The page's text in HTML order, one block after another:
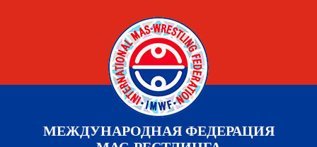
МЕЖДУНАРОДНАЯ ФЕДЕРАЦИЯ